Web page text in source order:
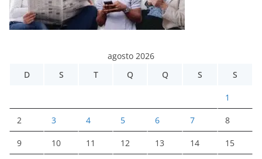
agosto 2026
D
S T Q Q S S
1
2 3 4 5 6 7 8
9 10 11 12 13 14 15